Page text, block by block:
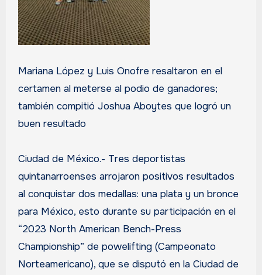
Mariana López y Luis Onofre resaltaron en el
certamen al meterse al podio de ganadores;
también compitió Joshua Aboytes que logró un
buen resultado
Ciudad de México.- Tres deportistas
quintanarroenses arrojaron positivos resultados
al conquistar dos medallas: una plata y un bronce
para México, esto durante su participación en el
“2023 North American Bench-Press
Championship” de powelifting (Campeonato
Norteamericano), que se disputó en la Ciudad de